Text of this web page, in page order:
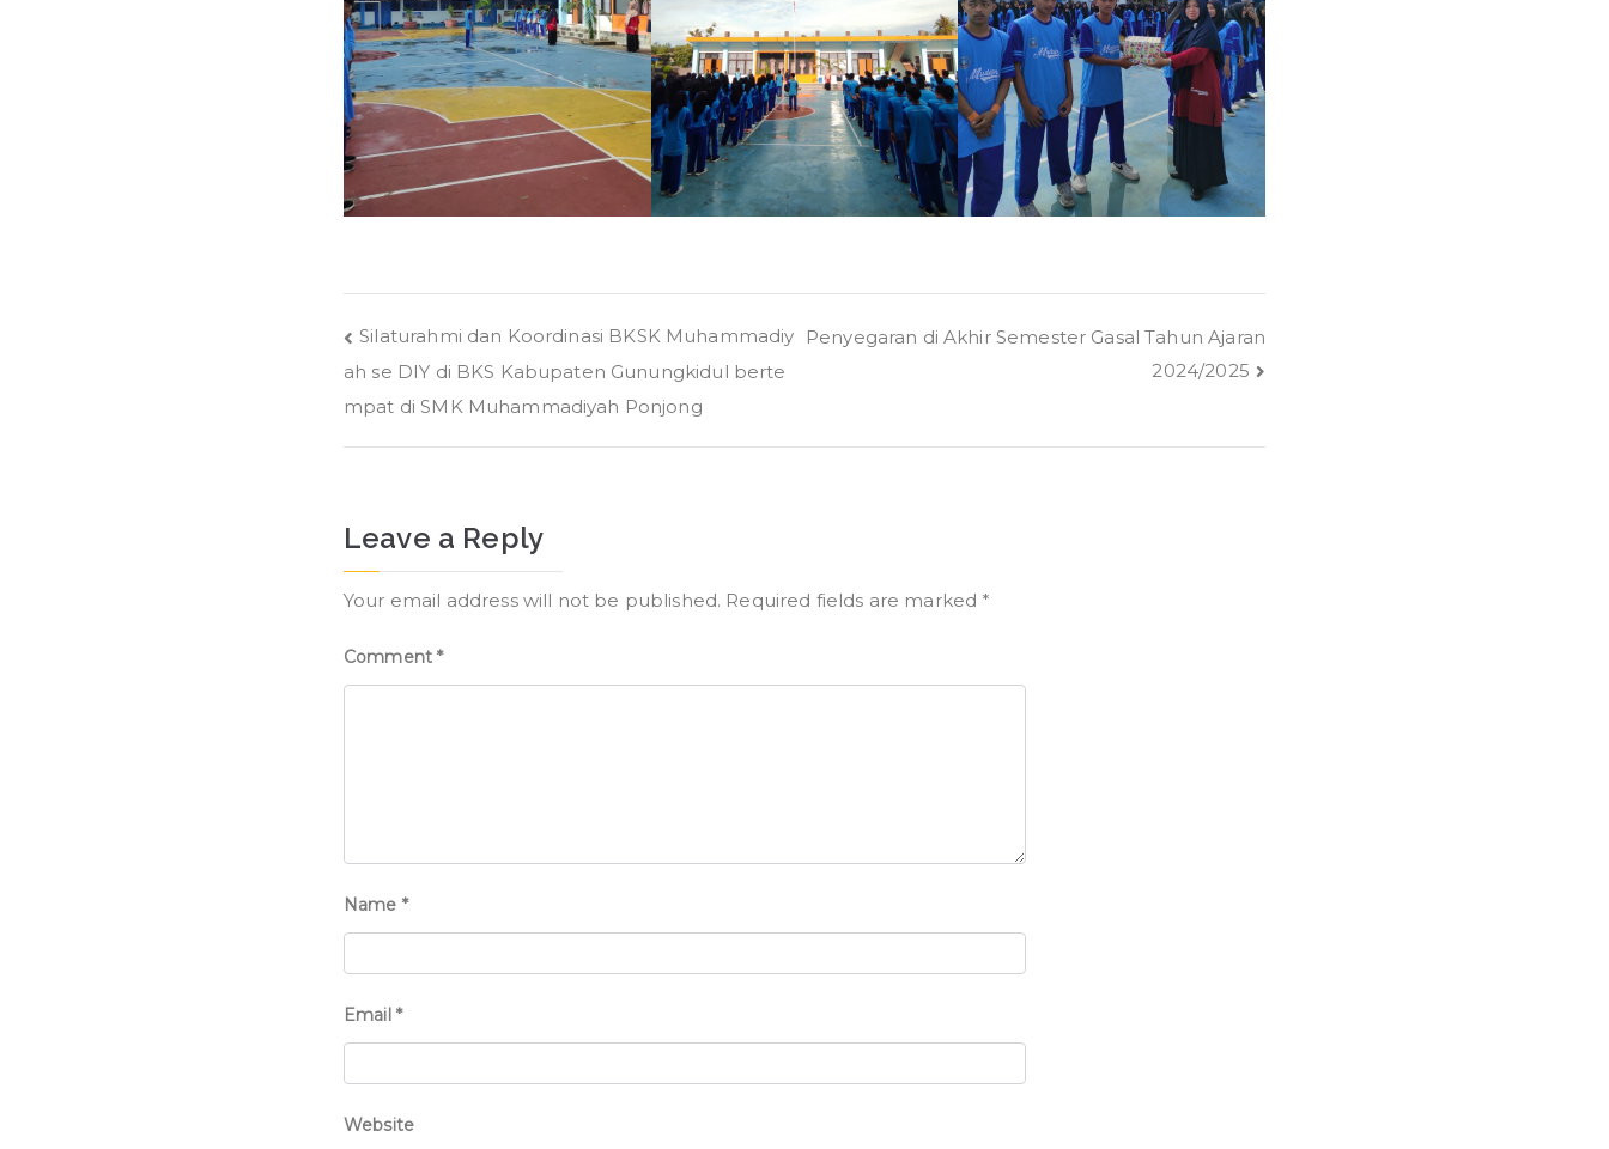
Post
navigation
Silaturahmi dan Koordinasi BKSK Muhammadiy
ah se DIY di BKS Kabupaten Gunungkidul berte
mpat di SMK Muhammadiyah Ponjong
Penyegaran di Akhir Semester Gasal Tahun Ajaran
2024/2025
Leave a Reply
Your email address will not be published. Required fields are marked *
Comment*
Name *
Email *
Website